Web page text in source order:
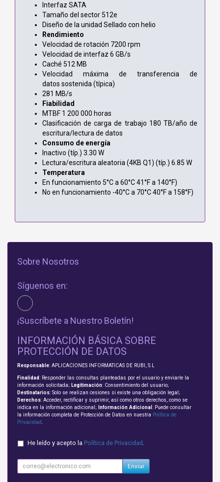
Interfaz SATA
Tamaño del sector 512e
Diseño de la unidad Sellado con helio
Rendimiento
Velocidad de rotación 7200 rpm
Velocidad de interfaz 6 GB/s
Caché 512 MB
Velocidad máxima de transferencia de
datos sostenida (típica)
281 MB/s
Fiabilidad
MTBF 1 200 000 horas
Clasificación de carga de trabajo 180 TB/año de
escritura/lectura de datos
Consumo de energía
Inactivo (típ.) 3.30 W
Lectura/escritura aleatoria (4KB Q1) (típ.) 6.85 W
Temperatura
En funcionamiento 5°C a 60°C 41°F a 140°F)
No en funcionamiento -40°C a 70°C 40°F a 158°F)
Sobre Nosotros
Síguenos en:
¡Suscríbete a Nuestro Boletín!
INFORMACIÓN BÁSICA SOBRE
PROTECCIÓN DE DATOS
Responsable: APLICACIONES INFORMATICAS DE RUBI, S.L
Finalidad: Responder las consultas planteadas por el usuario y enviarle la
información solicitada; Legitimación: Consentimiento del usuario;
Destinatarios: Solo se realizan cesiones si existe una obligación legal;
Derechos: Acceder, rectificar y suprimir, así como otros derechos, como se
indica en la información adicional;
Información Adicional : Puede consultar
la información completa de Protección de Datos en nuestra Política de
Privacidad
He leído y acepto la Política de Privacidad
Enviar